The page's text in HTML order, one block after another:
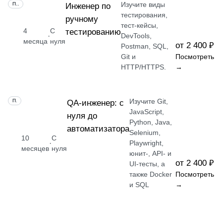
4
месяца
·
С
нуля
Инженер по
ручному
тестированию
Изучите виды
тестирования,
тест-кейсы,
DevTools,
Postman, SQL,
Git и
HTTP/HTTPS.
от 2 400 ₽
Посмотреть
→
ПРОФЕССИЯ
10
месяцев
·
С
нуля
QA-инженер: с
нуля до
автоматизатора
Изучите Git,
JavaScript,
Python, Java,
Selenium,
Playwright,
юнит-, API- и
UI-тесты, а
также Docker
и SQL
от 2 400 ₽
Посмотреть
→